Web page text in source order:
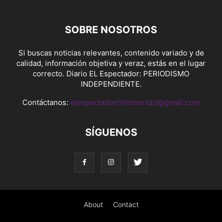
SOBRE NOSOTROS
Si buscas noticias relevantes, contenido variado y de
calidad, información objetiva y veraz, estás en el lugar
correcto. Diario EL Espectador: PERIODISMO
INDEPENDIENTE.
Contáctanos: elespectadorchimborazo@gmail.com
SÍGUENOS
About Contact